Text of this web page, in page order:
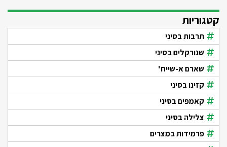
קטגוריות
תרבות בסיני
שנורקלים בסיני
שארם א-שייח'
קזינו בסיני
קאמפים בסיני
צלילה בסיני
פרמידות במצרים